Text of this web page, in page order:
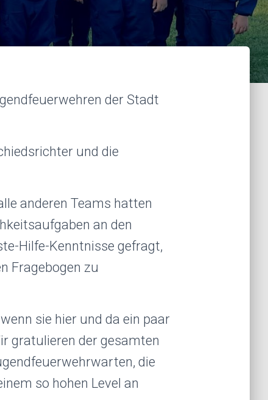
der Stadt
und die
anderen Teams hatten
an den
Hilfe-Kenntnisse gefragt,
Fragebogen zu
sie hier und da ein paar
gratulieren der gesamten
die
so hohen Level an